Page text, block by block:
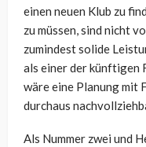
einen neuen Klub zu
zu müssen, sind nicht
zumindest solide
als einer der künftigen
wäre eine Planung mit
durchaus
Als Nummer zwei und